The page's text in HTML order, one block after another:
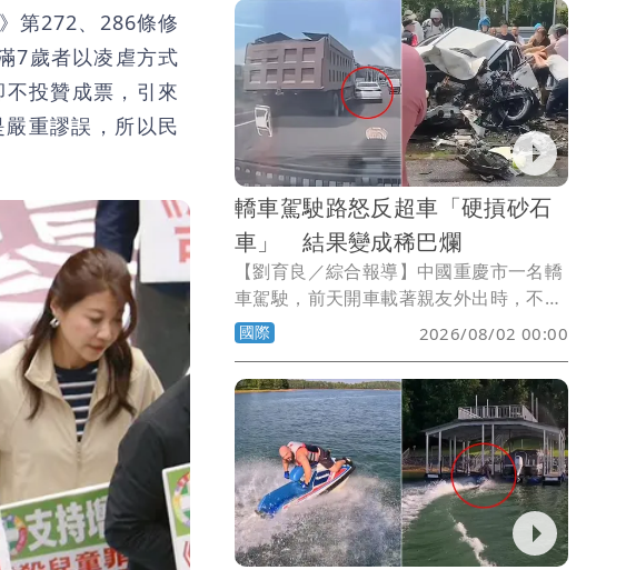
第272、286條修
7歲者以凌虐方式
投贊成票，引來
重謬誤，所以民
轎車駕駛路怒反超車「硬摃砂石
車」 結果變成稀巴爛
【劉育良／綜合報導】中國重慶市一名轎
車駕駛，前天開車載著親友外出時，不滿
一輛砂石車突然切換車道擋路，立即決定
反超回來，結果馬上被砂石車撞得支離破
碎，所幸車上人員都沒有生命危險。
國際 2026/08/02 00:00